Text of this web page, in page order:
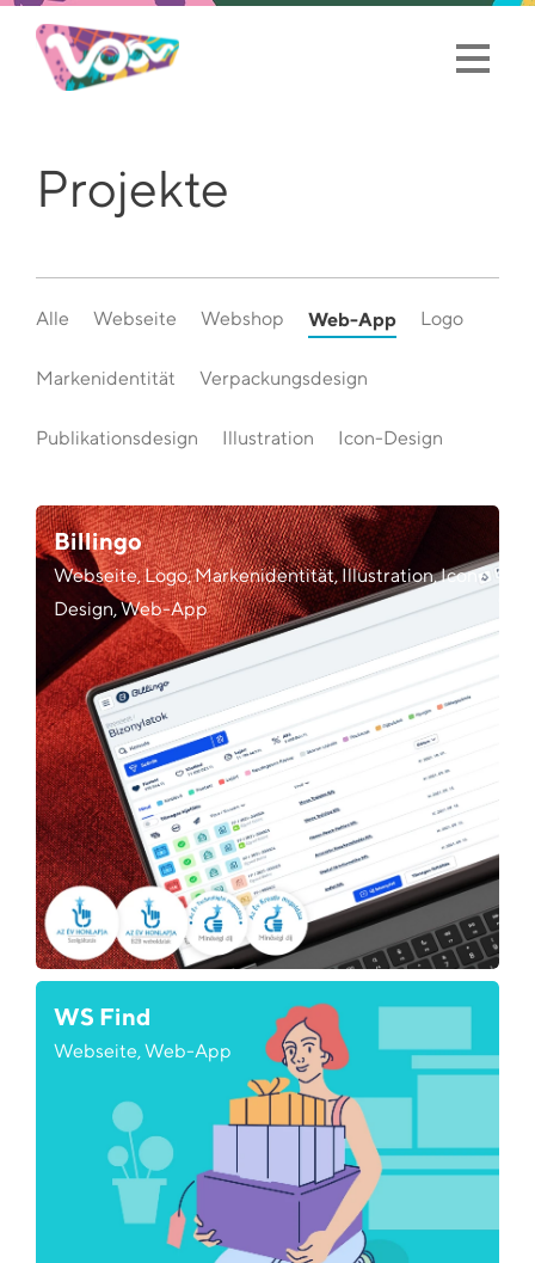
Projekte
Alle Webseite Webshop Web-App Logo
Markenidentität Verpackungsdesign
Publikationsdesign Illustration Icon-Design
Billingo
Webseite, Logo, Markenidentität, Illustration, Icon-
Design, Web-App
WS Find
Webseite, Web-App